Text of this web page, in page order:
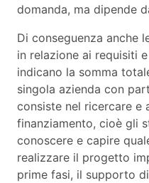
domanda, ma dipende
Di conseguenza anche
in relazione ai requisiti
indicano la somma
singola azienda con
consiste nel ricercare e
finanziamento, cioè gli
conoscere e capire
realizzare il progetto
prime fasi, il supporto